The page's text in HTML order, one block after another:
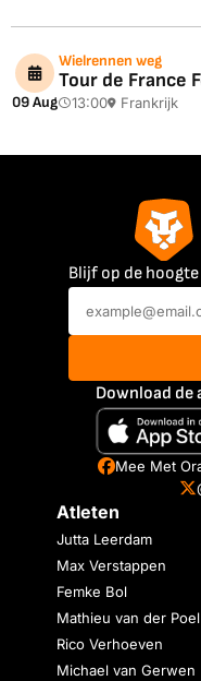
09 Aug
Wielrennen weg
Tour de France
13:00 Frankrijk
Blijf op de
Download de
Mee Met
Atleten
Jutta Leerdam
Max Verstappen
Femke Bol
Mathieu van der Poel
Rico Verhoeven
Michael van Gerwen